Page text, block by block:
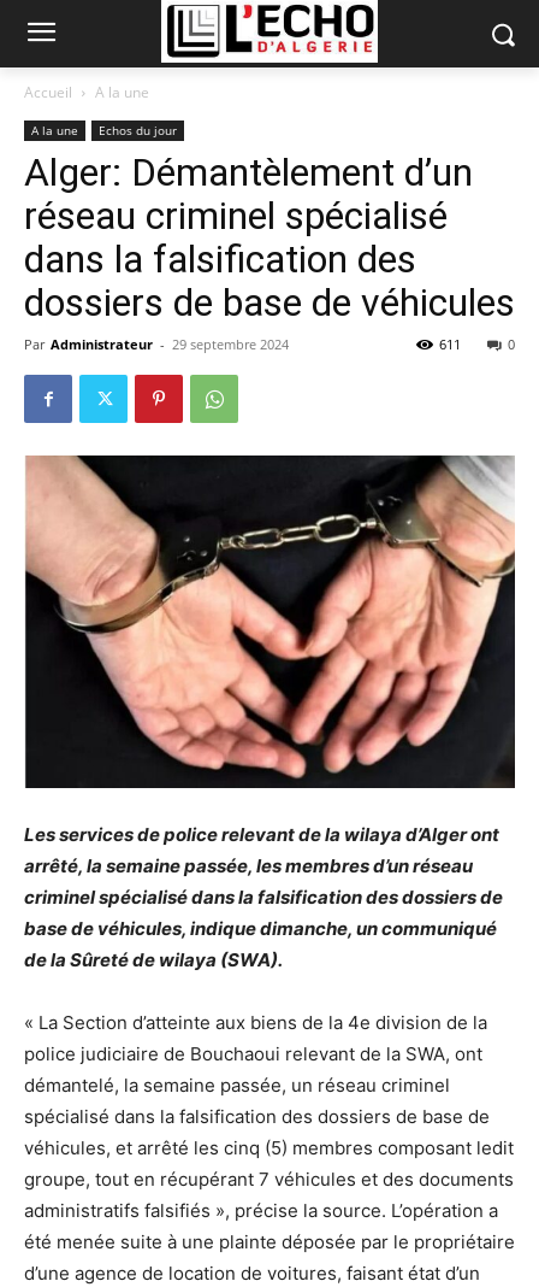
Accueil A la une
A la une Echos du jour
Alger: Démantèlement d’un
réseau criminel spécialisé
dans la falsification des
dossiers de base de véhicules
Par Administrateur - 29 septembre 2024 0
611
Les services de police relevant de la wilaya d’Alger ont
arrêté, la semaine passée, les membres d’un réseau
criminel spécialisé dans la falsification des dossiers de
base de véhicules, indique dimanche, un communiqué
de la Sûreté de wilaya (SWA).
« La Section d’atteinte aux biens de la 4e division de la
police judiciaire de Bouchaoui relevant de la SWA, ont
démantelé, la semaine passée, un réseau criminel
spécialisé dans la falsification des dossiers de base de
véhicules, et arrêté les cinq (5) membres composant ledit
groupe, tout en récupérant 7 véhicules et des documents
administratifs falsifiés », précise la source. L’opération a
été menée suite à une plainte déposée par le propriétaire
d’une agence de location de voitures, faisant état d’un